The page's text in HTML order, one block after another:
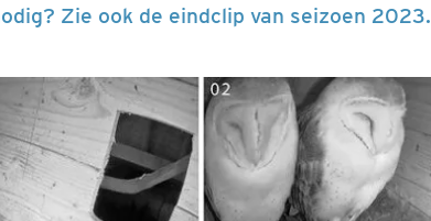
Zie ook de eindclip van seizoen 2023.